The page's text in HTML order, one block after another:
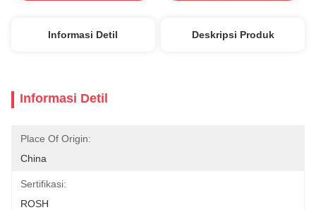
Informasi Detil Deskripsi Produk
Informasi Detil
Place Of Origin:
China
Sertifikasi:
ROSH